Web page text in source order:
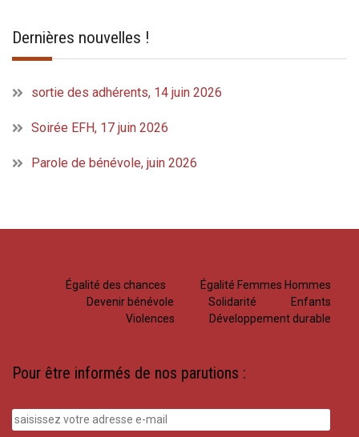
Dernières nouvelles !
sortie des adhérents, 14 juin 2026
Soirée EFH, 17 juin 2026
Parole de bénévole, juin 2026
Égalité des chances
Égalité Femmes Hommes
Devenir bénévole
Solidarité
Enfants
Violences
Développement durable
Pour être informés de nos parutions :
saisissez
votre